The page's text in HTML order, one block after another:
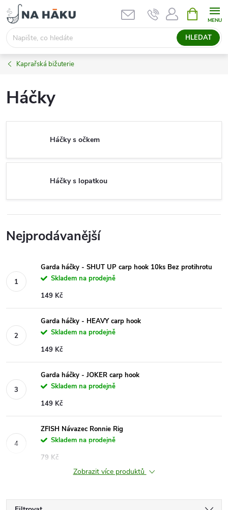
Přejít
na
obsah
HLEDAT
NÁKUPNÍ
KOŠÍK
Kaprařská bižuterie
Háčky
Háčky s očkem
Háčky s lopatkou
Nejprodávanější
Garda háčky - SHUT UP carp hook 10ks Bez protihrotu
Skladem na prodejně
149 Kč
Garda háčky - HEAVY carp hook
Skladem na prodejně
149 Kč
Garda háčky - JOKER carp hook
Skladem na prodejně
149 Kč
ZFISH Návazec Ronnie Rig
Skladem na prodejně
79 Kč
Zobrazit více produktů